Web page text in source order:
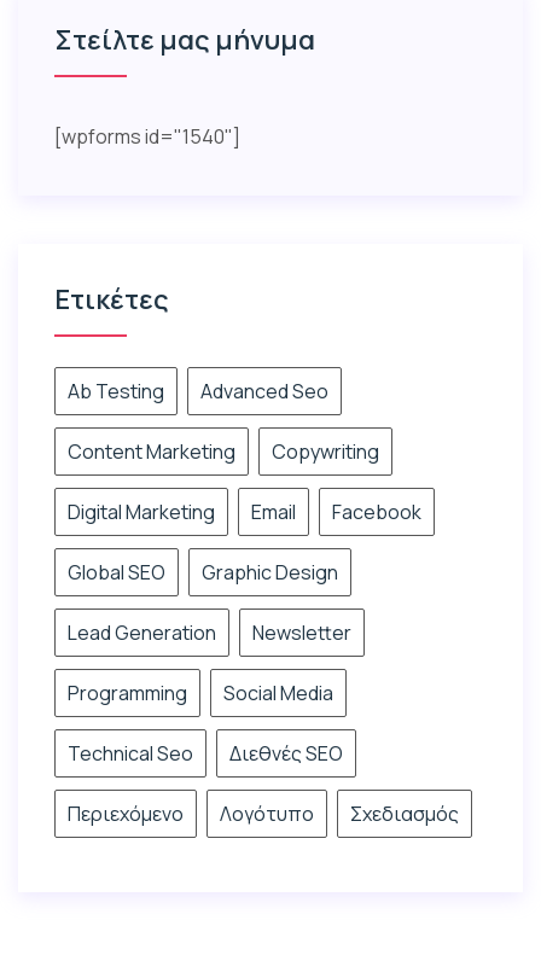
Στείλτε μας μήνυμα
[wpforms id="1540"]
Ετικέτες
Ab Testing Advanced Seo
Content Marketing Copywriting
Digital Marketing Email Facebook
Global SEO Graphic Design
Lead Generation Newsletter
Programming Social Media
Technical Seo Διεθνές SEO
Περιεχόμενο Λογότυπο Σχεδιασμός